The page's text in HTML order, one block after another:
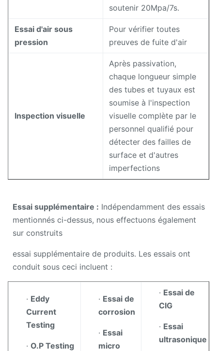
soutenir 20Mpa/7s.
Essai d'air sous
pression
Pour vérifier toutes
preuves de fuite d'air
Inspection visuelle
Après passivation,
chaque longueur simple
des tubes et tuyaux est
soumise à l'inspection
visuelle complète par le
personnel qualifié pour
détecter des failles de
surface et d'autres
imperfections
Essai supplémentaire : Indépendamment des essais
mentionnés ci-dessus, nous effectuons également
sur construits
essai supplémentaire de produits. Les essais ont
conduit sous ceci incluent :
· Eddy
Current
Testing
· O.P Testing
· Essai de
corrosion
· Essai
micro
· Essai de
CIG
· Essai
ultrasonique